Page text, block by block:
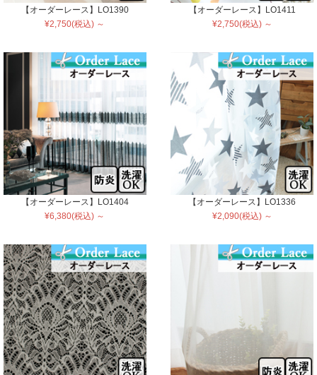
【オーダーレース】LO1390
¥2,750(税込) ～
【オーダーレース】LO1411
¥2,750(税込) ～
【オーダーレース】LO1404
¥6,380(税込) ～
【オーダーレース】LO1336
¥2,090(税込) ～